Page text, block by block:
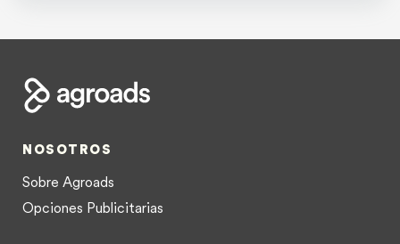
NOSOTROS
Sobre Agroads
Opciones Publicitarias